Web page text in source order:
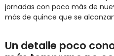
jornadas con poco más de
más de quince que se
Un detalle poco